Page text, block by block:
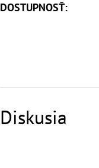
DOSTUPNOSŤ:
Diskusia